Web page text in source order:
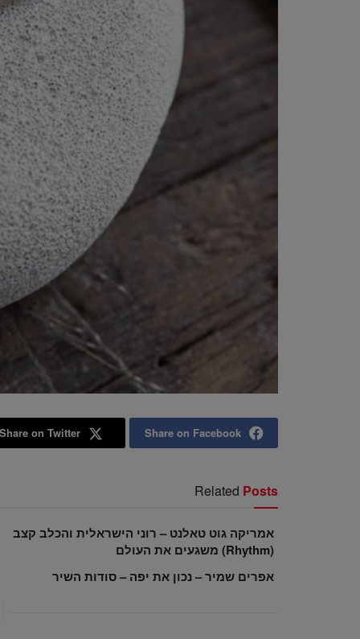
Share on Facebook
Share on Twitter
Related Posts
אמריקה גוט טאלנט – רוני הישראלית והכלב קצב
(Rhythm) משגעים את העולם
אפרים שמיר – נכון את יפה – סודות השיר